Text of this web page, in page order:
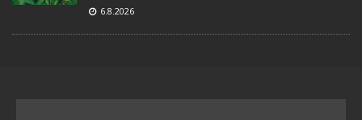
6.8.2026